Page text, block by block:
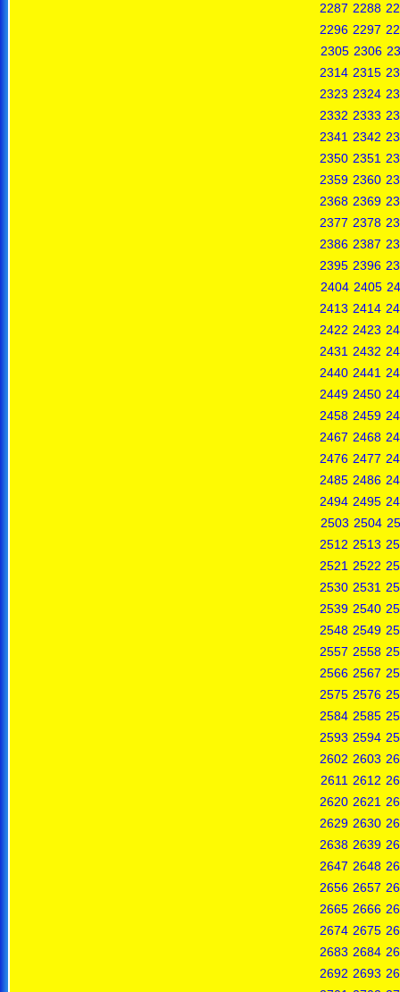
2287 2288
2296 2297
2305 2306
2314 2315
2323 2324
2332 2333
2341 2342
2350 2351
2359 2360
2368 2369
2377 2378
2386 2387
2395 2396
2404 2405
2413 2414
2422 2423
2431 2432
2440 2441
2449 2450
2458 2459
2467 2468
2476 2477
2485 2486
2494 2495
2503 2504
2512 2513
2521 2522
2530 2531
2539 2540
2548 2549
2557 2558
2566 2567
2575 2576
2584 2585
2593 2594
2602 2603
2611 2612
2620 2621
2629 2630
2638 2639
2647 2648
2656 2657
2665 2666
2674 2675
2683 2684
2692 2693